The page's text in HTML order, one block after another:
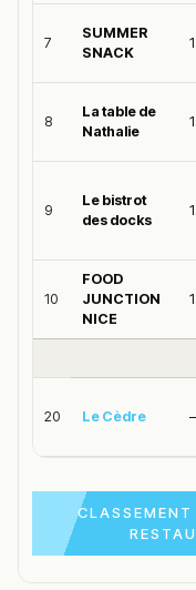
7
SUMMER
SNACK
8
La table de
Nathalie
9
Le bistrot
des docks
10
FOOD
JUNCTION
NICE
20 Le Cèdre